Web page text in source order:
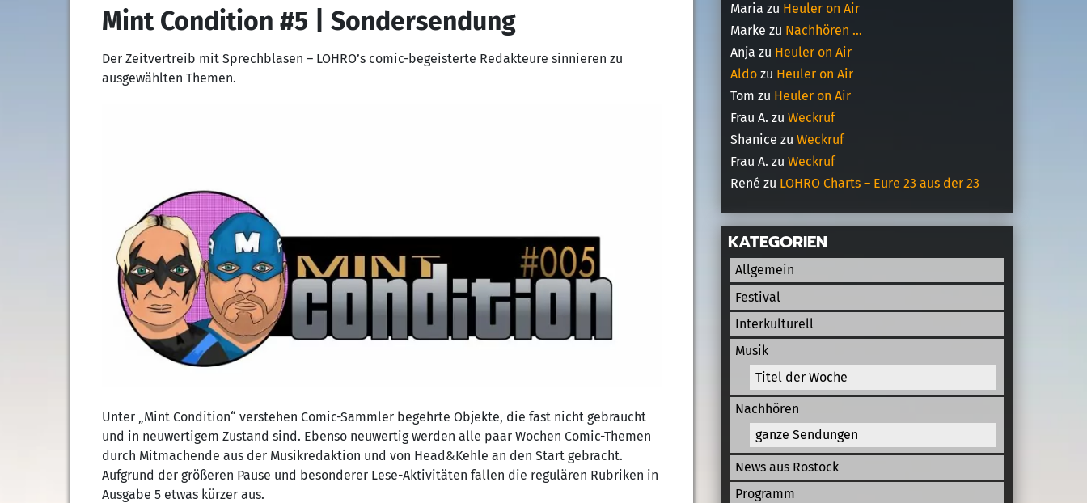
Mint Condition #5 | Sondersendung
Der Zeitvertreib mit Sprechblasen – LOHRO’s comic-begeisterte Redakteure sinnieren zu
ausgewählten Themen.
Unter „Mint Condition“ verstehen Comic-Sammler begehrte Objekte, die fast nicht gebraucht
und in neuwertigem Zustand sind. Ebenso neuwertig werden alle paar Wochen Comic-Themen
durch Mitmachende aus der Musikredaktion und von Head&Kehle an den Start gebracht.
Aufgrund der größeren Pause und besonderer Lese-Aktivitäten fallen die regulären Rubriken in
Ausgabe 5 etwas kürzer aus.
Maria zu Heuler on Air
Marke zu Nachhören …
Anja zu Heuler on Air
Aldo zu Heuler on Air
Tom zu Heuler on Air
Frau A. zu Weckruf
Shanice zu Weckruf
Frau A. zu Weckruf
René zu LOHRO Charts – Eure 23 aus der 23
KATEGORIEN
Allgemein
Festival
Interkulturell
Musik
Titel der Woche
Nachhören
ganze Sendungen
News aus Rostock
Programm